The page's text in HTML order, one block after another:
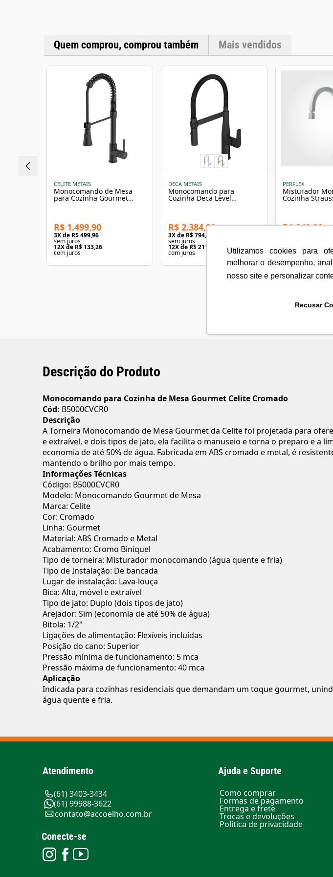
Utilizamos cookies para
melhorar o desempenho,
nosso site e personalizar
Recusar
Quem comprou, comprou também Mais vendidos
CELITE METAIS
Monocomando de Mesa
para Cozinha Gourmet
Preto Matte Celite
R$ 1.499,90
3X de R$ 499,96
sem juros
12X de R$ 133,26
com juros
DECA METAIS
Monocomando para
Cozinha Deca Level
R$ 2.384,90
3X de R$ 794,96
sem juros
12X de R$ 211,89
com juros
PERFLEX
Misturador
Cozinha
R$ 949,90
12
com juros
Descrição do Produto
Monocomando para Cozinha de Mesa Gourmet Celite Cromado
Cód: B5000CVCR0
Descrição
A Torneira Monocomando de Mesa Gourmet da Celite foi projetada para
e extraível, e dois tipos de jato, ela facilita o manuseio e torna o preparo e a
economia de até 50% de água. Fabricada em ABS cromado e metal, é
mantendo o brilho por mais tempo.
Informações Técnicas
Código: B5000CVCR0
Modelo: Monocomando Gourmet de Mesa
Marca: Celite
Cor: Cromado
Linha: Gourmet
Material: ABS Cromado e Metal
Acabamento: Cromo Biníquel
Tipo de torneira: Misturador monocomando (água quente e fria)
Tipo de Instalação: De bancada
Lugar de instalação: Lava-louça
Bica: Alta, móvel e extraível
Tipo de jato: Duplo (dois tipos de jato)
Arejador: Sim (economia de até 50% de água)
Bitola: 1/2"
Ligações de alimentação: Flexíveis incluídas
Posição do cano: Superior
Pressão mínima de funcionamento: 5 mca
Pressão máxima de funcionamento: 40 mca
Aplicação
Indicada para cozinhas residenciais que demandam um toque gourmet,
água quente e fria.
Atendimento
(61) 3403-3434
(61) 99988-3622
contato@accoelho.com.br
Conecte-se
Ajuda e Suporte
Como comprar
Formas de pagamento
Entrega e frete
Trocas e devoluções
Política de privacidade